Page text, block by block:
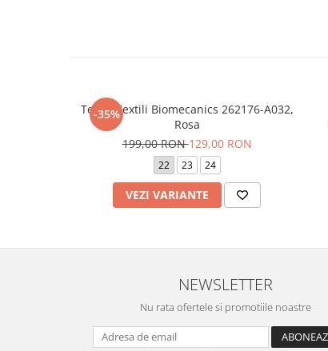
-35%
Tenisi Textili Biomecanics 262176-A032,
Rosa
199,00 RON129,00 RON
22 23 24
VEZI VARIANTE
NEWSLETTER
Nu rata ofertele si promotiile noastre